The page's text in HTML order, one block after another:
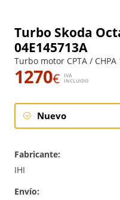
Turbo Skoda
04E145713A
Turbo motor CPTA /
1270€
IVA
INCLUIDO
Nuevo
Fabricante:
IHI
Envío: